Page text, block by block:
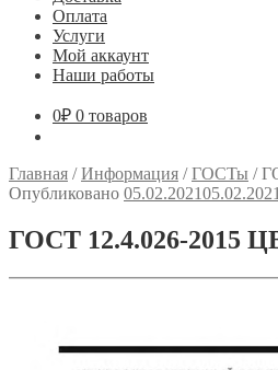
Оплата
Услуги
Мой аккаунт
Наши работы
0₽ 0 товаров
Главная /Информация /ГОСТы /
Опубликовано 05.02.202105.02.2021
ГОСТ 12.4.026-